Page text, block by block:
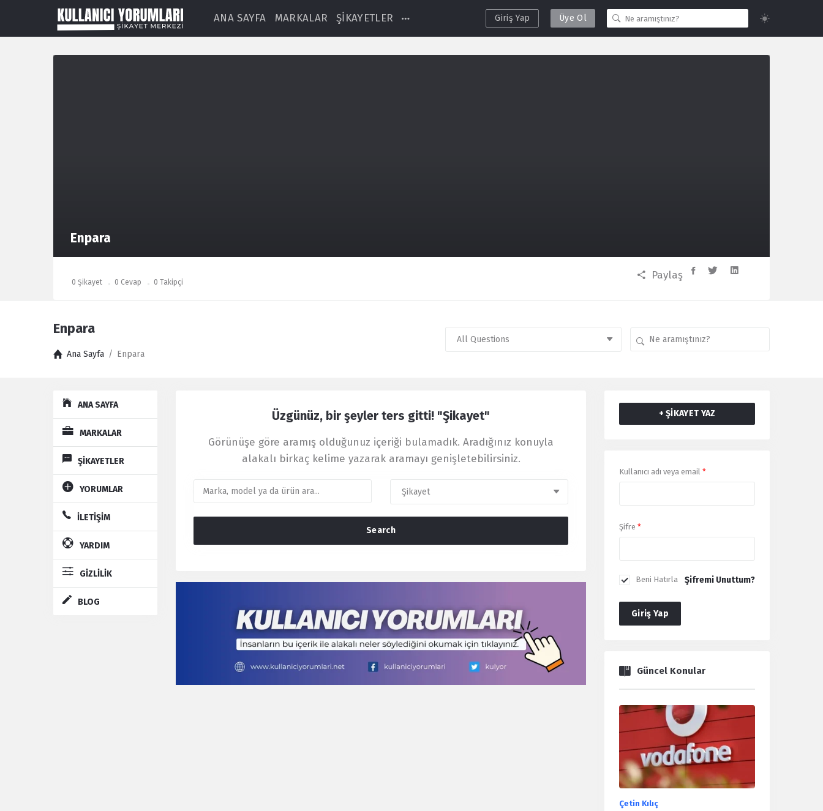
ANA SAYFA MARKALAR ŞİKAYETLER Giriş Yap Üye Ol
Enpara
Paylaş
0 Takipçi
0 Cevap
0 Şikayet
Enpara
Ana Sayfa / Enpara
ExploreANA SAYFA
MARKALAR
ŞİKAYETLER
YORUMLAR
İLETİŞİM
YARDIM
GİZLİLİK
BLOG
Şikayet
Üzgünüz, bir şeyler ters gitti! "Şikayet"
Görünüşe göre aramış olduğunuz içeriği bulamadık. Aradığınız konuyla
alakalı birkaç kelime yazarak aramayı genişletebilirsiniz.
Search
+ ŞİKAYET YAZ
Giriş
Kullanıcı adı veya email *
Şifre *
Beni Hatırla Şifremi Unuttum?
Giriş Yap
Güncel Konular
Çetin Kılıç